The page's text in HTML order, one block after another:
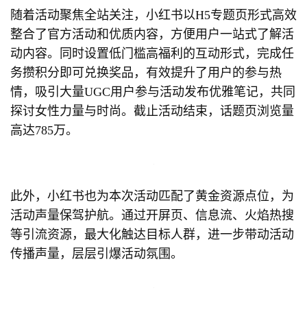
随着活动聚焦全站关注，小红书以H5专题页形式高效
整合了官方活动和优质内容，方便用户一站式了解活
动内容。同时设置低门槛高福利的互动形式，完成任
务攒积分即可兑换奖品，有效提升了用户的参与热
情，吸引大量UGC用户参与活动发布优雅笔记，共同
探讨女性力量与时尚。截止活动结束，话题页浏览量
高达785万。
此外，小红书也为本次活动匹配了黄金资源点位，为
活动声量保驾护航。通过开屏页、信息流、火焰热搜
等引流资源，最大化触达目标人群，进一步带动活动
传播声量，层层引爆活动氛围。